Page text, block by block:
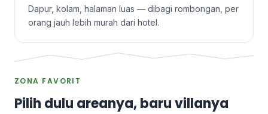
Dapur, kolam, halaman luas — dibagi rombongan, per
orang jauh lebih murah dari hotel.
ZONA FAVORIT
Pilih dulu areanya, baru villanya